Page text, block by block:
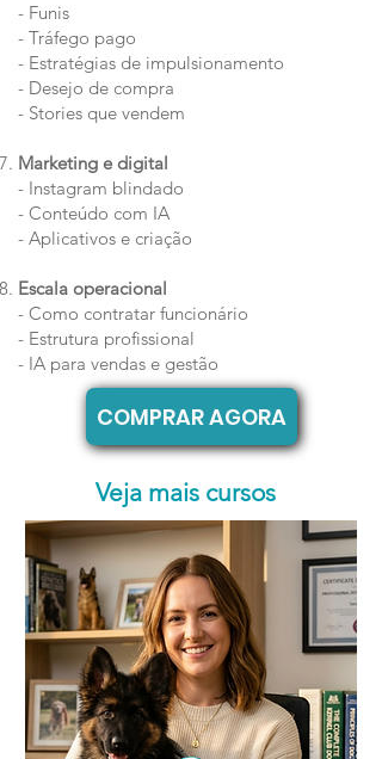
- Funis
- Tráfego pago
- Estratégias de impulsionamento
- Desejo de compra
- Stories que vendem
Marketing e digital
- Instagram blindado
- Conteúdo com IA
- Aplicativos e criação
Escala operacional
- Como contratar funcionário
- Estrutura profissional
- IA para vendas e gestão
COMPRAR AGORA
Veja mais cursos